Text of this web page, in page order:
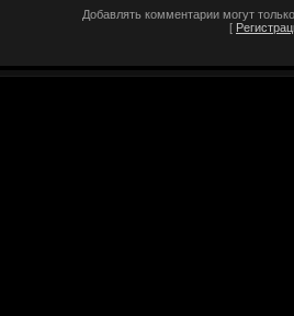
Добавлять комментарии могут
[